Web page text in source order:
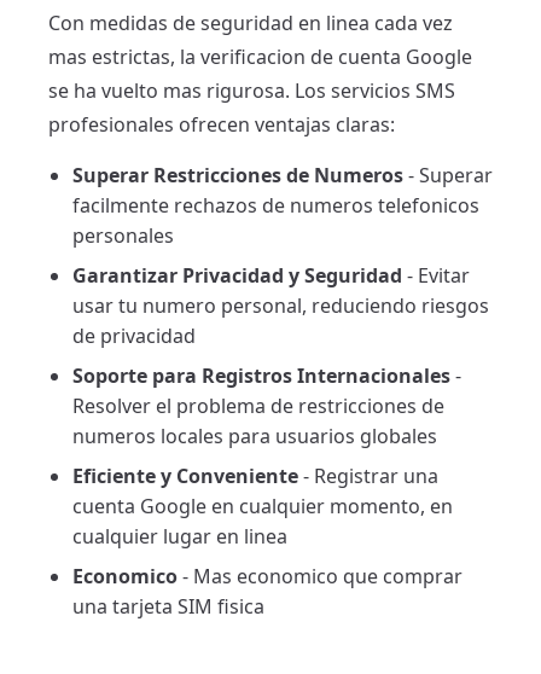
Con medidas de seguridad en linea cada vez
mas estrictas, la verificacion de cuenta Google
se ha vuelto mas rigurosa. Los servicios SMS
profesionales ofrecen ventajas claras:
Superar Restricciones de Numeros- Superar
facilmente rechazos de numeros telefonicos
personales
Garantizar Privacidad y Seguridad - Evitar
usar tu numero personal, reduciendo riesgos
de privacidad
Soporte para Registros Internacionales-
Resolver el problema de restricciones de
numeros locales para usuarios globales
Eficiente y Conveniente- Registrar una
cuenta Google en cualquier momento, en
cualquier lugar en linea
Economico- Mas economico que comprar
una tarjeta SIM fisica